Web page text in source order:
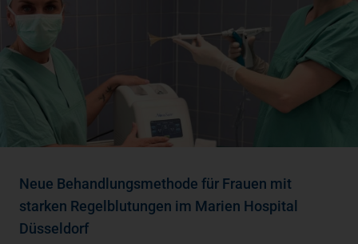
Neue Behandlungsmethode für Frauen mit
starken Regelblutungen im Marien Hospital
Düsseldorf